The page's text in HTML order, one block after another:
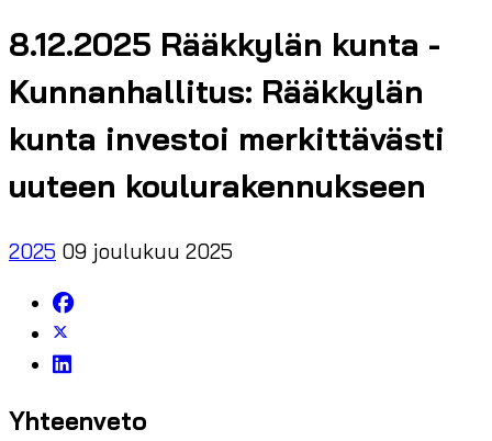
8.12.2025 Rääkkylän kunta -
Kunnanhallitus: Rääkkylän
kunta investoi merkittävästi
uuteen koulurakennukseen
2025 09 joulukuu 2025
Yhteenveto